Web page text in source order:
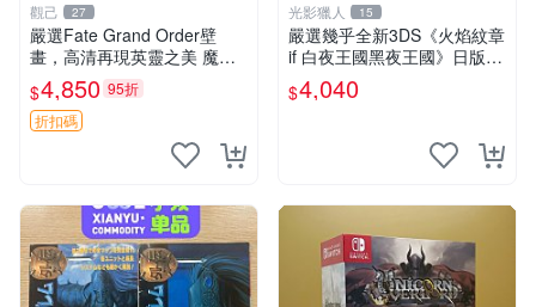
觀己 27
嚴選Fate Grand Order壁
畫，高清再現英靈之美 魔法
少女 國民度高
$4,850 95折
折扣碼
光影獵人 15
嚴選幾乎全新3DS《火焰紋章
if 白夜王國黑夜王國》日版遊
戲卡帶，原裝附盒帶書，保存
極佳，無任何損傷，讀寫正
$4,040